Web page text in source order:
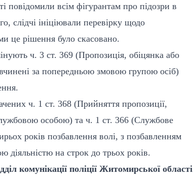
повідомили всім фігурантам про підозри в
слідчі ініціювали перевірку щодо
це рішення було скасовано.
ч. 3 ст. 369 (Пропозиція, обіцянка або
за попередньою змовою групою осіб)
ч. 1 ст. 368 (Прийняття пропозиції,
особою) та ч. 1 ст. 366 (Службове
років позбавлення волі, з позбавленням
діяльністю на строк до трьох років.
комунікації поліції Житомирської області